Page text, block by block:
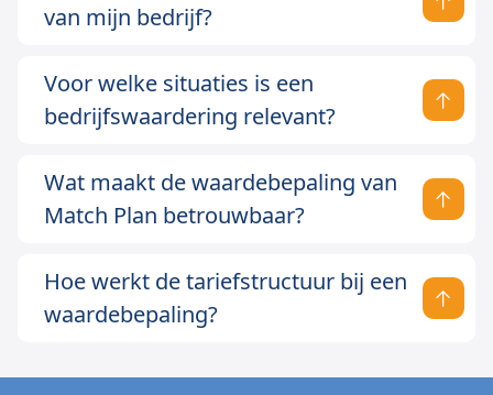
van mijn bedrijf?
Voor welke situaties is een
bedrijfswaardering relevant?
Wat maakt de waardebepaling van
Match Plan betrouwbaar?
Hoe werkt de tariefstructuur bij een
waardebepaling?